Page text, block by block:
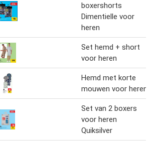
boxershorts
Dimentielle voor
heren
Set hemd + short
voor heren
Hemd met korte
mouwen voor heren
Set van 2 boxers
voor heren
Quiksilver